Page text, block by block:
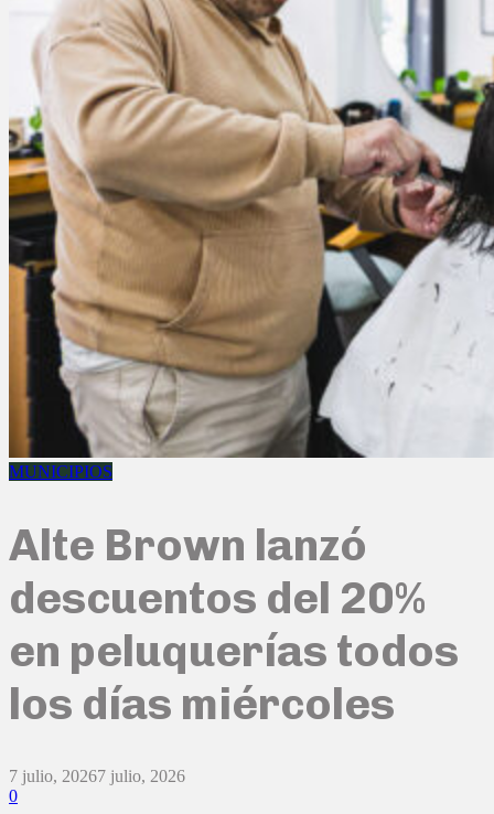
MUNICIPIOS
Alte Brown lanzó
descuentos del 20%
en peluquerías todos
los días miércoles
7 julio, 20267 julio, 2026
0